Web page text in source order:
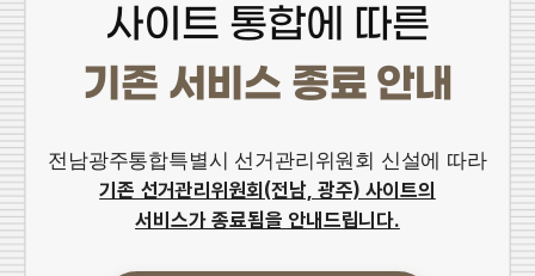
사이트 통합에 따른
기존 서비스 종료 안내
전남광주통합특별시 선거관리위원회 신설에 따라
기존 선거관리위원회(전남, 광주) 사이트의
서비스가 종료됨을 안내드립니다.